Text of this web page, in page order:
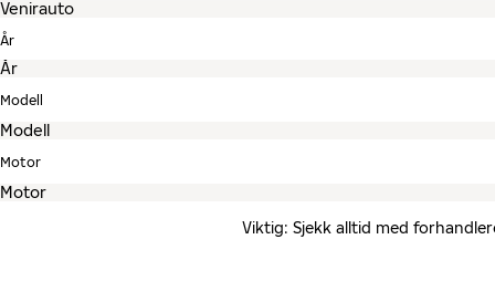
År
Modell
Motor
Viktig: Sjekk alltid med